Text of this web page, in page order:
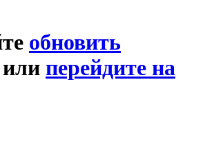
обновить
или перейдите на